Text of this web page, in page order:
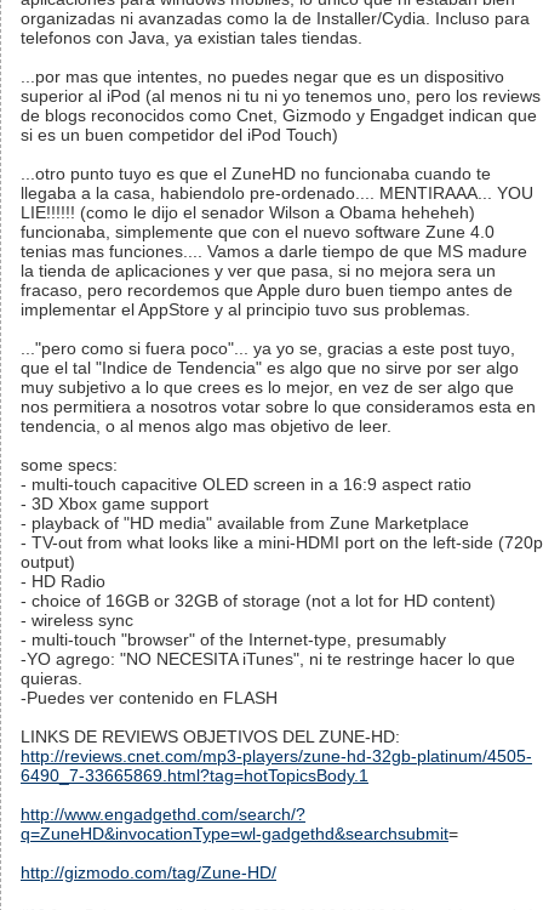
organizadas ni avanzadas como la de Installer/Cydia. Incluso para
telefonos con Java, ya existian tales tiendas.
...por mas que intentes, no puedes negar que es un dispositivo
superior al iPod (al menos ni tu ni yo tenemos uno, pero los reviews
de blogs reconocidos como Cnet, Gizmodo y Engadget indican que
si es un buen competidor del iPod Touch)
...otro punto tuyo es que el ZuneHD no funcionaba cuando te
llegaba a la casa, habiendolo pre-ordenado.... MENTIRAAA... YOU
LIE!!!!!! (como le dijo el senador Wilson a Obama heheheh)
funcionaba, simplemente que con el nuevo software Zune 4.0
tenias mas funciones.... Vamos a darle tiempo de que MS madure
la tienda de aplicaciones y ver que pasa, si no mejora sera un
fracaso, pero recordemos que Apple duro buen tiempo antes de
implementar el AppStore y al principio tuvo sus problemas.
..."pero como si fuera poco"... ya yo se, gracias a este post tuyo,
que el tal "Indice de Tendencia" es algo que no sirve por ser algo
muy subjetivo a lo que crees es lo mejor, en vez de ser algo que
nos permitiera a nosotros votar sobre lo que consideramos esta en
tendencia, o al menos algo mas objetivo de leer.
some specs:
- multi-touch capacitive OLED screen in a 16:9 aspect ratio
- 3D Xbox game support
- playback of "HD media" available from Zune Marketplace
- TV-out from what looks like a mini-HDMI port on the left-side (720p
output)
- HD Radio
- choice of 16GB or 32GB of storage (not a lot for HD content)
- wireless sync
- multi-touch "browser" of the Internet-type, presumably
-YO agrego: "NO NECESITA iTunes", ni te restringe hacer lo que
quieras.
-Puedes ver contenido en FLASH
LINKS DE REVIEWS OBJETIVOS DEL ZUNE-HD:
http://reviews.cnet.com/mp3-players/zune-hd-32gb-platinum/4505-
6490_7-33665869.html?tag=hotTopicsBody.1
http://www.engadgethd.com/search/?
q=ZuneHD&invocationType=wl-gadgethd&searchsubmit=
http://gizmodo.com/tag/Zune-HD/